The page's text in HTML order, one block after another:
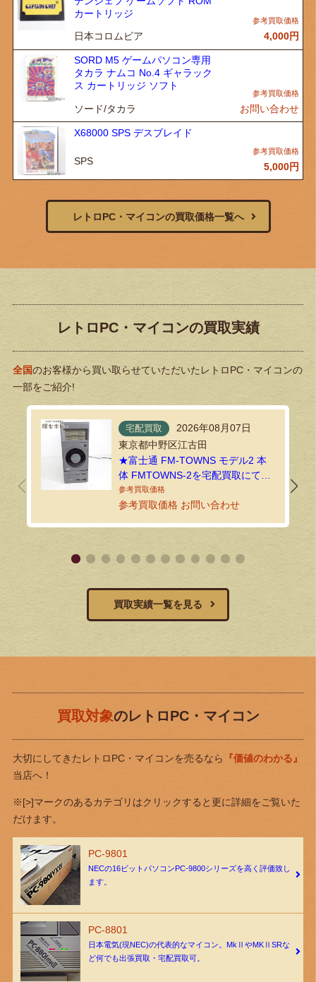
カートリッジ
日本コロムビア 4,000円
SORD M5 ゲームパソコン専用
タカラ ナムコ No.4 ギャラック
ス カートリッジ ソフト
ソード/タカラ お問い合わせ
X68000 SPS デスブレイド
SPS 5,000円
レトロPC・マイコンの買取価格一覧へ
レトロPC・マイコンの買取実績
全国のお客様から買い取らせていただいたレトロPC・マイコンの
一部をご紹介!
宅配買取
2026年08月07日
東京都中野区江古田
★富士通 FM-TOWNS モデル2 本
体 FMTOWNS-2を宅配買取にてお
送りいただきました！
参考買取価格 お問い合わせ
買取実績一覧を見る
買取対象のレトロPC・マイコン
大切にしてきたレトロPC・マイコンを売るなら
『価値のわかる』
当店へ！
※[>]マークのあるカテゴリはクリックすると更に詳細をご覧いた
だけます。
PC-9801
NECの16ビットパソコンPC-9800シリーズを高く評価致し
ます。
PC-8801
日本電気(現NEC)の代表的なマイコン。MkⅡやMKⅡSRな
ど何でも出張買取・宅配買取可。